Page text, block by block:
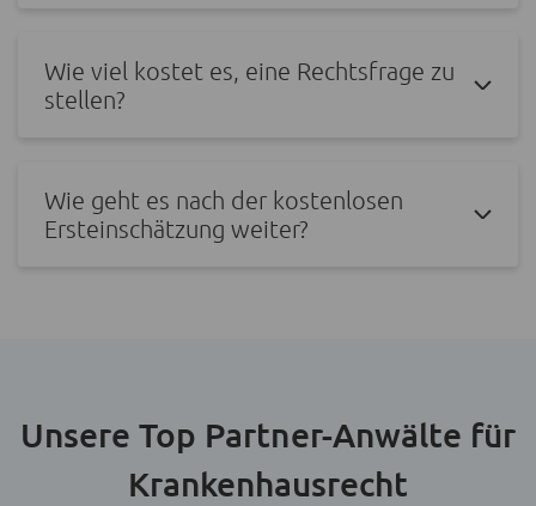
Wie viel kostet es, eine Rechtsfrage zu
stellen?
Wie geht es nach der kostenlosen
Ersteinschätzung weiter?
Unsere Top Partner-Anwälte für
Krankenhausrecht